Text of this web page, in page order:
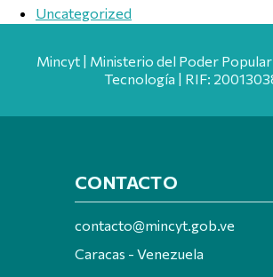
Uncategorized
Mincyt | Ministerio del Poder Popular
Tecnología | RIF:
CONTACTO
contacto@mincyt.gob.ve
Caracas - Venezuela